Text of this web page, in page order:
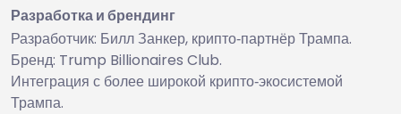
Разработка и брендинг
Разработчик: Билл Занкер, крипто‑партнёр Трампа.
Бренд: Trump Billionaires Club.
Интеграция с более широкой крипто‑экосистемой
Трампа.